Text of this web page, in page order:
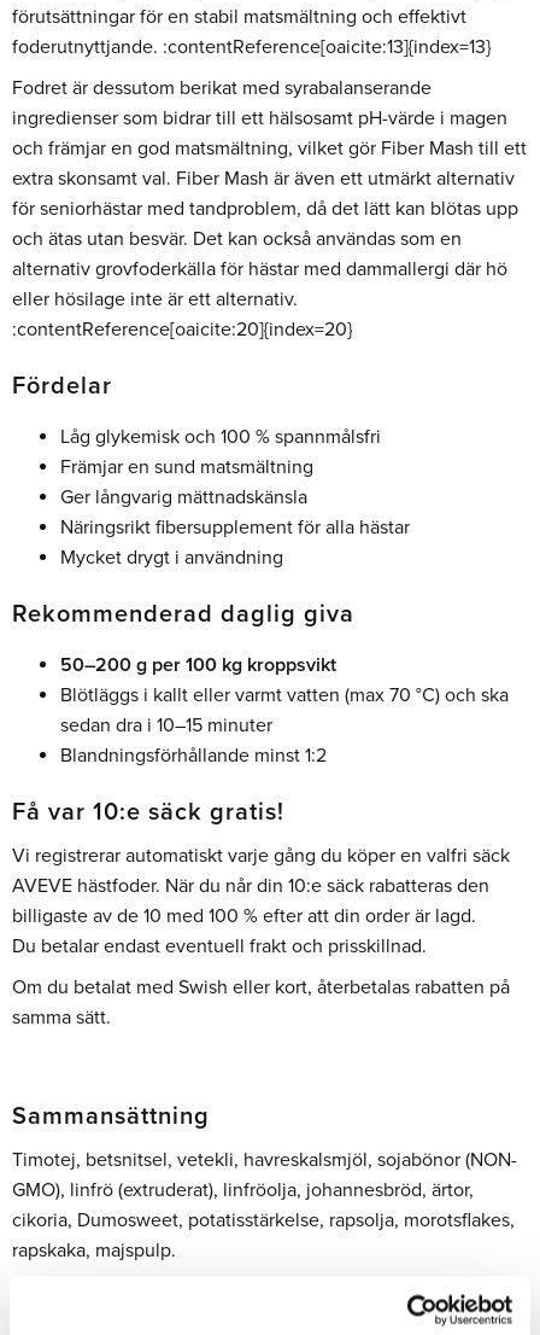
förutsättningar för en stabil matsmältning och effektivt
foderutnyttjande. :contentReference[oaicite:13]{index=13}
Fodret är dessutom berikat med syrabalanserande
ingredienser som bidrar till ett hälsosamt pH-värde i magen
och främjar en god matsmältning, vilket gör Fiber Mash till ett
extra skonsamt val. Fiber Mash är även ett utmärkt alternativ
för seniorhästar med tandproblem, då det lätt kan blötas upp
och ätas utan besvär. Det kan också användas som en
alternativ grovfoderkälla för hästar med dammallergi där hö
eller hösilage inte är ett alternativ.
:contentReference[oaicite:20]{index=20}
Fördelar
Låg glykemisk och 100 % spannmålsfri
Främjar en sund matsmältning
Ger långvarig mättnadskänsla
Näringsrikt fibersupplement för alla hästar
Mycket drygt i användning
Rekommenderad daglig giva
50–200 g per 100 kg kroppsvikt
Blötläggs i kallt eller varmt vatten (max 70 °C) och ska
sedan dra i 10–15 minuter
Blandningsförhållande minst 1:2
Få var 10:e säck gratis!
Vi registrerar automatiskt varje gång du köper en valfri säck
AVEVE hästfoder. När du når din 10:e säck rabatteras den
billigaste av de 10 med 100 % efter att din order är lagd.
Du betalar endast eventuell frakt och prisskillnad.
Om du betalat med Swish eller kort, återbetalas rabatten på
samma sätt.
Sammansättning
Timotej, betsnitsel, vetekli, havreskalsmjöl, sojabönor (NON-
GMO), linfrö (extruderat), linfröolja, johannesbröd, ärtor,
cikoria, Dumosweet, potatisstärkelse, rapsolja, morotsflakes,
rapskaka, majspulp.